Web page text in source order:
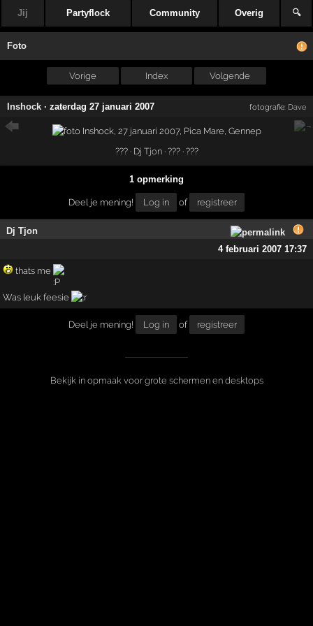
Jij Partyflock Community Overig 🔍
Foto
Vorige Index Volgende
Inshock ·zaterdag 27 januari 2007 fotografie: Dave
??? · Dj Tjon· ??? · ???
1 opmerking
Deel je mening! Log in of registreer
Dj Tjon
4 februari 2007 17:37
thats me
Was leuk feesie
Deel je mening! Log in of registreer
Bekijk in opmaak voor grote schermen en desktops